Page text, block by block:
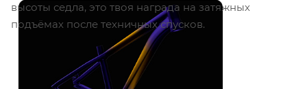
высоты седла, это твоя награда на затяжных
подъёмах после техничных спусков.